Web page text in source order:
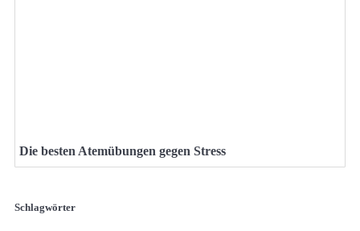
Die besten Atemübungen gegen Stress
Schlagwörter